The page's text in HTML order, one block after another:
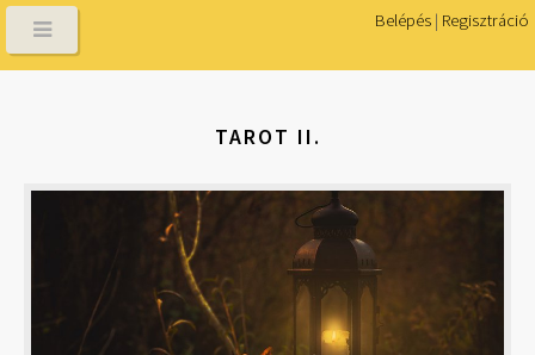
Belépés | Regisztráció
TAROT II.